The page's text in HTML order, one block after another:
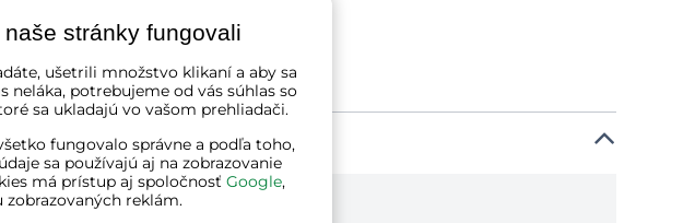
stránky fungovali
ušetrili množstvo klikaní a aby sa
neláka, potrebujeme od vás súhlas so
sa ukladajú vo vašom prehliadači.
fungovalo správne a podľa toho,
sa používajú aj na zobrazovanie
má prístup aj spoločnosť Google,
reklám.